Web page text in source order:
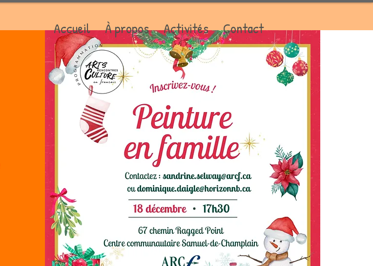
Accueil À propos Activités Contact